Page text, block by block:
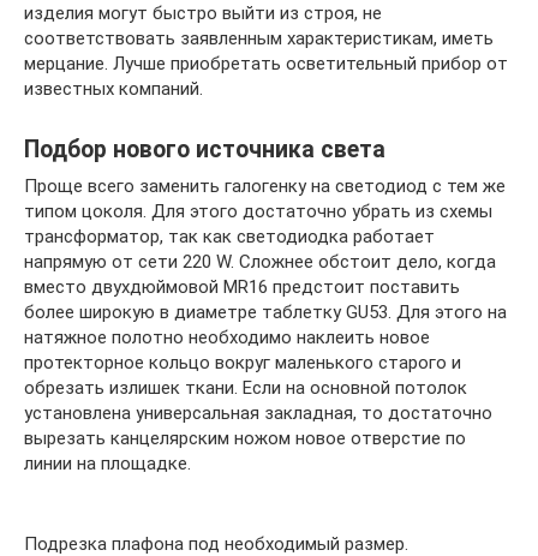
изделия могут быстро выйти из строя, не
соответствовать заявленным характеристикам, иметь
мерцание. Лучше приобретать осветительный прибор от
известных компаний.
Подбор нового источника света
Проще всего заменить галогенку на светодиод с тем же
типом цоколя. Для этого достаточно убрать из схемы
трансформатор, так как светодиодка работает
напрямую от сети 220 W. Сложнее обстоит дело, когда
вместо двухдюймовой MR16 предстоит поставить
более широкую в диаметре таблетку GU53. Для этого на
натяжное полотно необходимо наклеить новое
протекторное кольцо вокруг маленького старого и
обрезать излишек ткани. Если на основной потолок
установлена универсальная закладная, то достаточно
вырезать канцелярским ножом новое отверстие по
линии на площадке.
Подрезка плафона под необходимый размер.